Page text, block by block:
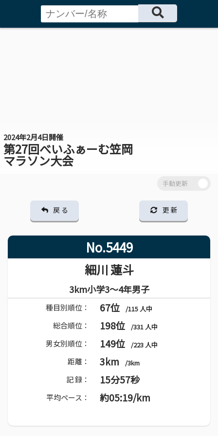
2024年2月4日開催
第27回べいふぁーむ笠岡
マラソン大会
戻 る 更 新
No.5449
細川 蓮斗
3km小学3～4年男子
種目別順位： 67位 /115 人中
総合順位： 198位 /331 人中
男女別順位： 149位 /223 人中
距離： 3km /3km
記 録： 15分57秒
平均ペース： 約05:19/km